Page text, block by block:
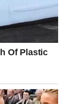
da je
posudu u
36 sati, ali ja